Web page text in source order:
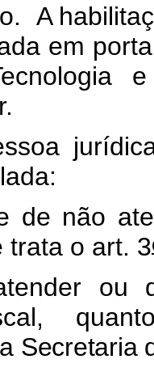
A
em
de não
trata o art. 3
ou
Secretaria